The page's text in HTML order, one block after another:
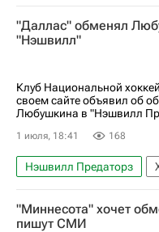
Владислав Каменев
Металлург
Национальная
"Даллас" обменял
"Нэшвилл"
Клуб Национальной
своем сайте объявил об
Любушкина в "Нэшвилл
1 июля, 18:41 168
Нэшвилл Предаторз
Илья Любушкин
Национальная
"Миннесота" хочет
пишут СМИ